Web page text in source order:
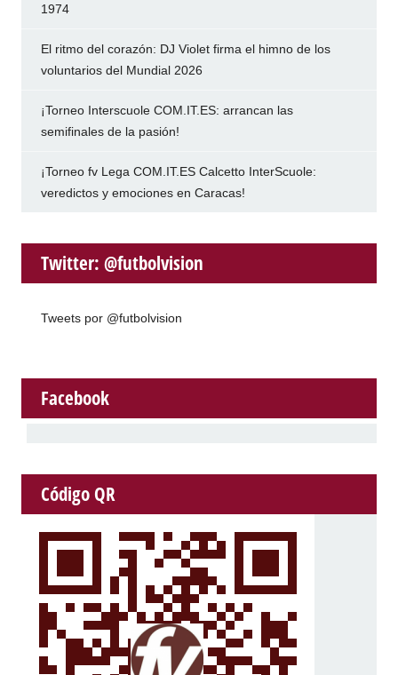
1974
El ritmo del corazón: DJ Violet firma el himno de los
voluntarios del Mundial 2026
¡Torneo Interscuole COM.IT.ES: arrancan las
semifinales de la pasión!
¡Torneo fv Lega COM.IT.ES Calcetto InterScuole:
veredictos y emociones en Caracas!
Twitter: @futbolvision
Tweets por @futbolvision
Facebook
Código QR